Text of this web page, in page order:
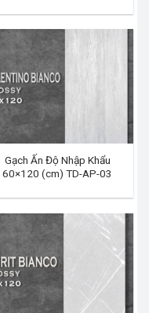
Gạch Ấn Độ Nhập Khẩu
60×120 (cm) TD-AP-03